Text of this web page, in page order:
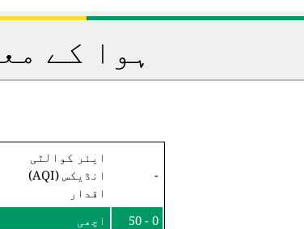
ہوا کے
-
ایئر کوالٹی
انڈیکس (AQI)
اقدار
0 - 50 اچھی